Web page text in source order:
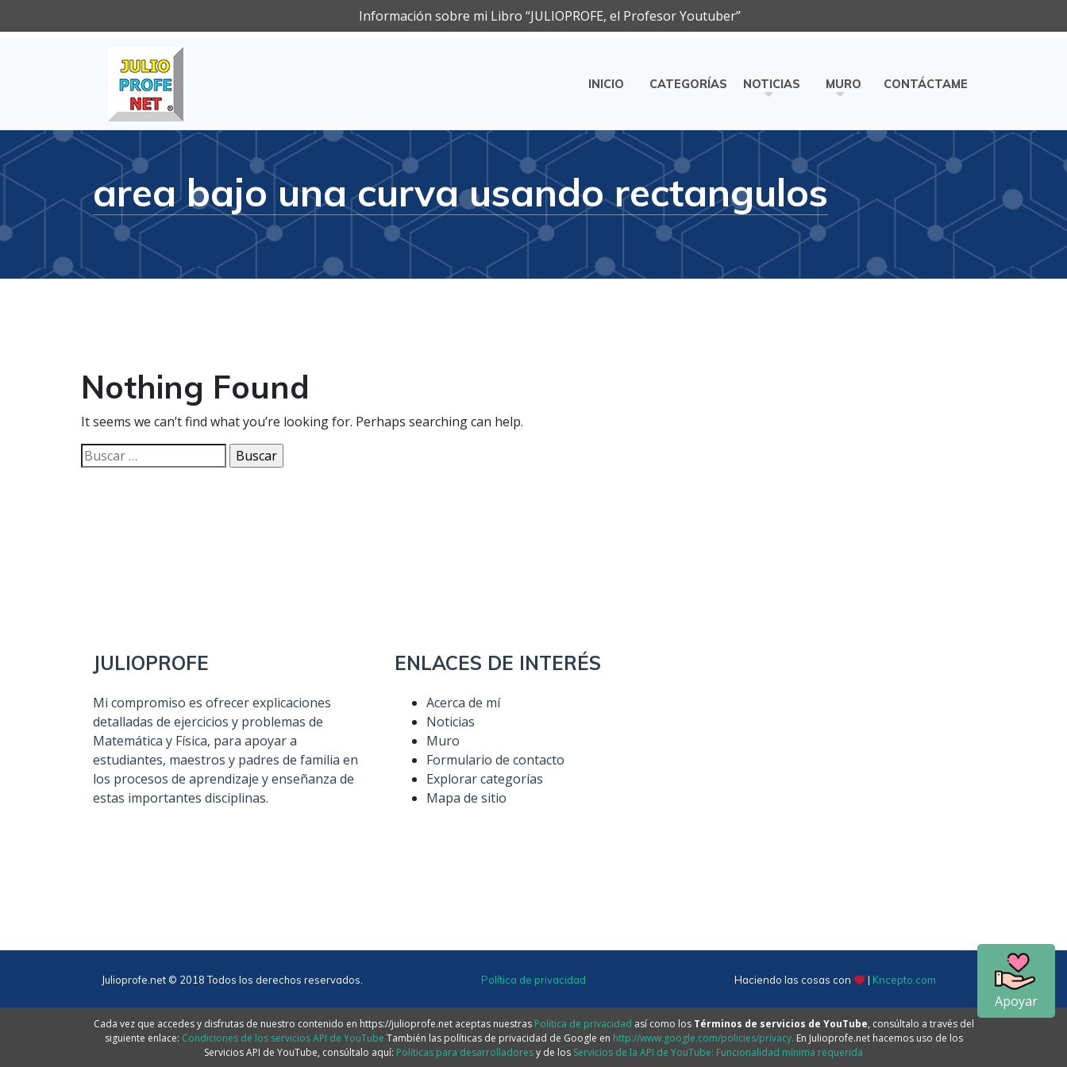
Información sobre mi Libro “JULIOPROFE, el Profesor Youtuber”
INICIO CATEGORÍAS NOTICIAS MURO CONTÁCTAME
area bajo una curva usando rectangulos
Nothing Found
It seems we can’t find what you’re looking for. Perhaps searching can help.
Buscar:
JULIOPROFE
Mi compromiso es ofrecer explicaciones
detalladas de ejercicios y problemas de
Matemática y Física, para apoyar a
estudiantes, maestros y padres de familia en
los procesos de aprendizaje y enseñanza de
estas importantes disciplinas.
ENLACES DE INTERÉS
Acerca de mí
Noticias
Muro
Formulario de contacto
Explorar categorías
Mapa de sitio
Julioprofe.net © 2018 Todos los derechos reservados. Política de privacidad Haciendo las cosas con | Kncepto.com
Cada vez que accedes y disfrutas de nuestro contenido en https://julioprofe.net aceptas nuestras Política de privacidad así como los Términos de servicios de YouTube, consúltalo a través del
siguiente enlace: Condiciones de los servicios API de YouTube También las políticas de privacidad de Google en http://www.google.com/policies/privacy. En Julioprofe.net hacemos uso de los
Servicios API de YouTube, consúltalo aquí: Políticas para desarrolladoresy de los Servicios de la API de YouTube: Funcionalidad mínima requerida
Apoyar